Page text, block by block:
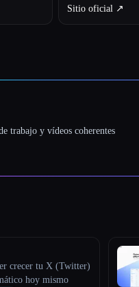
Sitio oficial ↗︎
trabajo y vídeos coherentes
crecer tu X (Twitter)
hoy mismo